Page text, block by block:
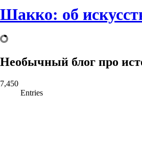
Шакко: об
Необычный блог про
7,450
Entries